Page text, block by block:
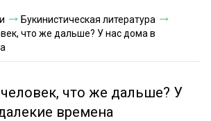
Условия доставки
Букинистическая литература
что же дальше? У нас дома в
что же дальше? У
времена